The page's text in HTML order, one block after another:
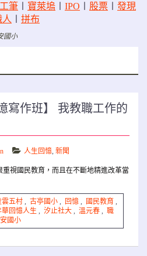
筆 寶萊塢 IPO 股票
發現
人
拼布
國小
寫作班】 我教職工作的
人生回憶, 新聞
視國民教育，而且在不斷地精進改革當
雲五村 , 古亭國小 , 回憶 , 國民教育 ,
回憶人生 , 汐止社大 , 溫元春 , 職
國小